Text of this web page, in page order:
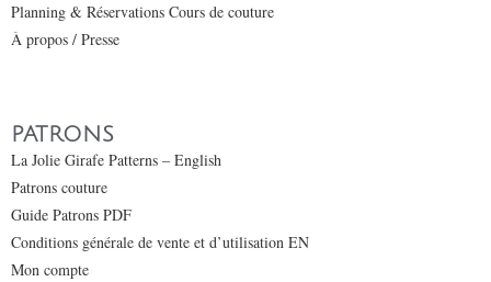
Planning & Réservations Cours de couture
À propos / Presse
PATRONS
La Jolie Girafe Patterns – English
Patrons couture
Guide Patrons PDF
Conditions générale de vente et d’utilisation EN
Mon compte